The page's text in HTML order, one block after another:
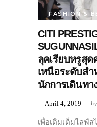
FASHION &
CITI
ลุคเรียบหรูสุ
เหนือระดับส
นักการเดินทา
by
April 4, 2019
เพื่อเติมเต็มไลฟ์